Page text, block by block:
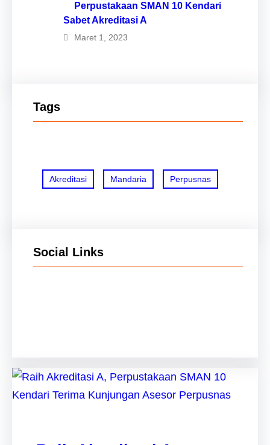
Perpustakaan SMAN 10 Kendari
Sabet Akreditasi A
Maret 1, 2023
Tags
Akreditasi Mandaria Perpusnas
Social Links